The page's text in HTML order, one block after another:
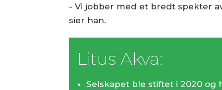
- Vi jobber med et bredt spekter
sier han.
Litus Akva:
Selskapet ble stiftet i 2020 og